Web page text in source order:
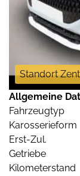
Standort
Allgemeine
Fahrzeugtyp
Karosserieform
Erst-Zul.
Getriebe
Kilometerstand